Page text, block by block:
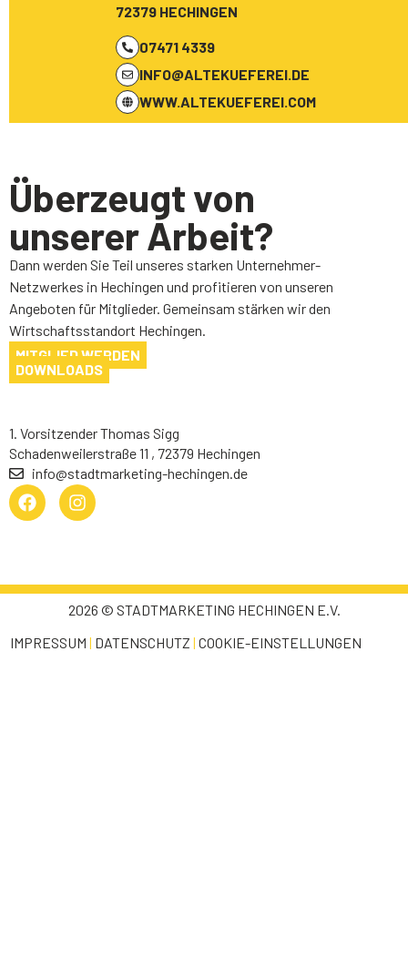
72379 HECHINGEN
07471 4339
INFO@ALTEKUEFEREI.DE
WWW.ALTEKUEFEREI.COM
Überzeugt von
unserer Arbeit?
Dann werden Sie Teil unseres starken Unternehmer-
Netzwerkes in Hechingen und profitieren von unseren
Angeboten für Mitglieder. Gemeinsam stärken wir den
Wirtschaftsstandort Hechingen.
MITGLIED WERDEN
DOWNLOADS
1. Vorsitzender Thomas Sigg
Schadenweilerstraße 11 , 72379 Hechingen
info@stadtmarketing-hechingen.de
2026 © STADTMARKETING HECHINGEN E.V.
IMPRESSUM | DATENSCHUTZ | COOKIE-EINSTELLUNGEN